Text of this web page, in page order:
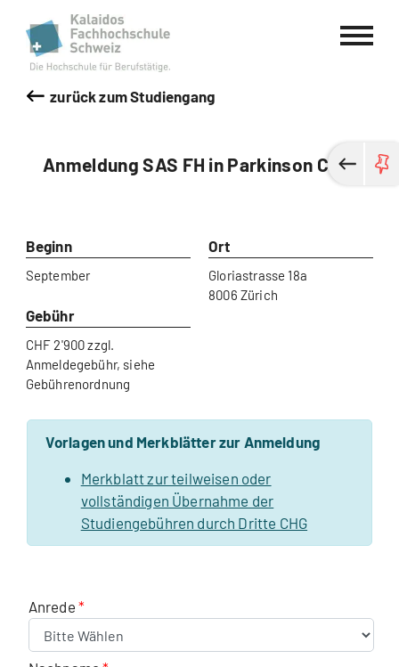
Kalaidos Fachhochschule Schweiz
zurück zum Studiengang
Anmeldung SAS FH in Parkinson Care
Beginn
September
Ort
Gloriastrasse 18a
8006 Zürich
Gebühr
CHF 2'900 zzgl.
Anmeldegebühr, siehe
Gebührenordnung
Vorlagen und Merkblätter zur Anmeldung
Merkblatt zur teilweisen oder
vollständigen Übernahme der
Studiengebühren durch Dritte CHG
Anrede